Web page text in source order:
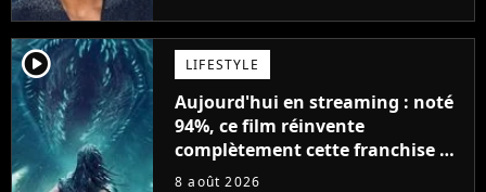
player2 LIFESTYLE
Aujourd'hui en streaming : noté
94%, ce film réinvente
complètement cette franchise de
science-fiction vieille de 40 ans
8 août 2026